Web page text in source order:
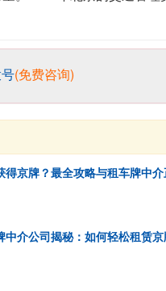
(免费咨询)
得京牌？最全攻略与租车牌中
中介公司揭秘：如何轻松租赁